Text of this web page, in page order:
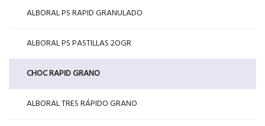
ALBORAL PS RAPID GRANULADO
ALBORAL PS PASTILLAS 2OGR
CHOC RAPID GRANO
ALBORAL TRES RÁPIDO GRANO